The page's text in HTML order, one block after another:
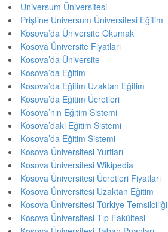
Universum Üniversitesi
Priştine Universum Üniversitesi Eğitim
Kosova’da Üniversite Okumak
Kosova Üniversite Fiyatları
Kosova’da Üniversite
Kosova’da Eğitim
Kosova’da Eğitim Uzaktan Eğitim
Kosova’da Eğitim Ücretleri
Kosova’nın Eğitim Sistemi
Kosova’daki Eğitim Sistemi
Kosova’da Eğitim Sistemi
Kosova Üniversitesi Yurtları
Kosova Üniversitesi Wikipedia
Kosova Üniversitesi Ücretleri Fiyatları
Kosova Üniversitesi Uzaktan Eğitim
Kosova Üniversitesi Türkiye Temsilciliği
Kosova Üniversitesi Tıp Fakültesi